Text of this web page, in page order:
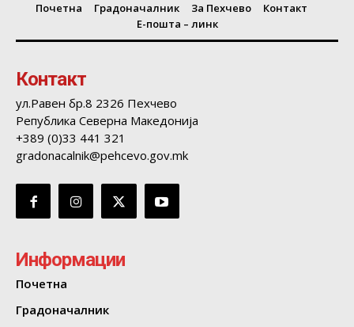
Почетна Градоначалник За Пехчево
Контакт
Е-пошта – линк
Контакт
ул.Равен бр.8 2326 Пехчево
Република Северна Македонија
+389 (0)33 441 321
gradonacalnik@pehcevo.gov.mk
Информации
Почетна
Градоначалник